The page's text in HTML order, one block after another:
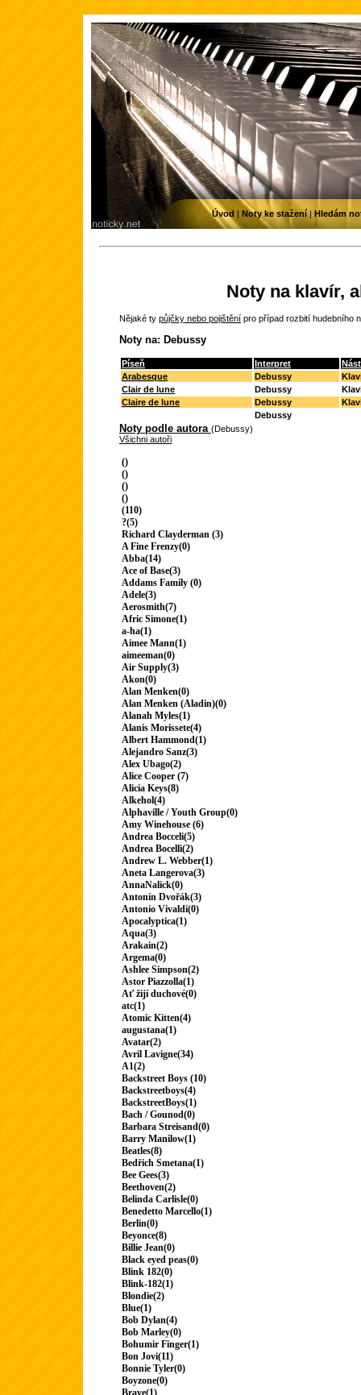
Noty na klavír,
Nějaké ty půjčky nebo pojištění pro případ rozbití hudebního
Noty na: Debussy
Píseň Interpret
Arabesque
Debussy
Clair de lune
Debussy
Claire de lune
Debussy
Debussy
Noty podle autora (Debussy)
Všichni autoři
()
()
()
()
(110)
?(5)
Richard Clayderman (3)
A Fine Frenzy(0)
Abba(14)
Ace of Base(3)
Addams Family (0)
Adele(3)
Aerosmith(7)
Afric Simone(1)
a-ha(1)
Aimee Mann(1)
aimeeman(0)
Air Supply(3)
Akon(0)
Alan Menken(0)
Alan Menken (Aladin)(0)
Alanah Myles(1)
Alanis Morissete(4)
Albert Hammond(1)
Alejandro Sanz(3)
Alex Ubago(2)
Alice Cooper (7)
Alicia Keys(8)
Alkehol(4)
Alphaville / Youth Group(0)
Amy Winehouse (6)
Andrea Bocceli(5)
Andrea Bocelli(2)
Andrew L. Webber(1)
Aneta Langerova(3)
AnnaNalick(0)
Antonín Dvořák(3)
Antonio Vivaldi(0)
Apocalyptica(1)
Aqua(3)
Arakain(2)
Argema(0)
Ashlee Simpson(2)
Astor Piazzolla(1)
Ať žijí duchové(0)
atc(1)
Atomic Kitten(4)
augustana(1)
Avatar(2)
Avril Lavigne(34)
A1(2)
Backstreet Boys (10)
Backstreetboys(4)
BackstreetBoys(1)
Bach / Gounod(0)
Barbara Streisand(0)
Barry Manilow(1)
Beatles(8)
Bedřich Smetana(1)
Bee Gees(3)
Beethoven(2)
Belinda Carlisle(0)
Benedetto Marcello(1)
Berlin(0)
Beyonce(8)
Billie Jean(0)
Black eyed peas(0)
Blink 182(0)
Blink-182(1)
Blondie(2)
Blue(1)
Bob Dylan(4)
Bob Marley(0)
Bohumir Finger(1)
Bon Jovi(11)
Bonnie Tyler(0)
Boyzone(0)
Brave(1)
Úvod | Noty ke stažení| Hledám